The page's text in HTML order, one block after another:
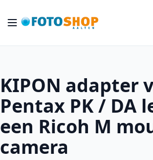
Toggle Nav
KIPON adapter
Pentax PK / DA
een Ricoh M
camera